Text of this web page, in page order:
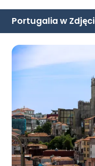
Portugalia w